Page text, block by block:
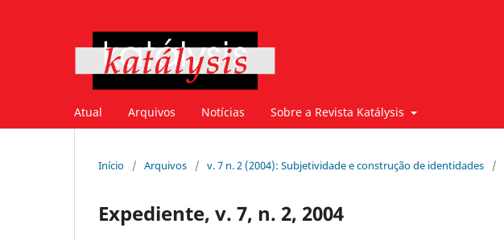
Atual Arquivos Notícias Sobre a Revista Katálysis
Início / Arquivos / v. 7 n. 2 (2004): Subjetividade e construção de identidades /
Expediente, v. 7, n. 2, 2004